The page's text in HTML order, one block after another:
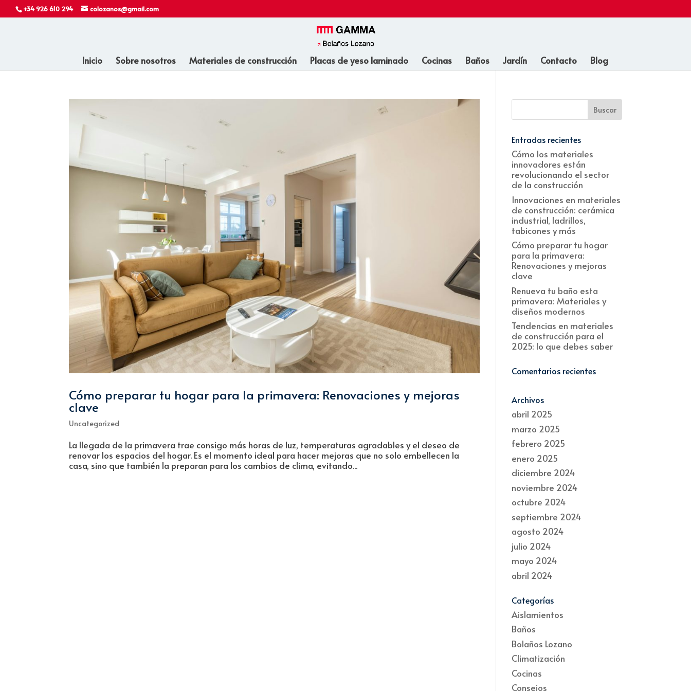
+34 926 610 294 colozanos@gmail.com
Inicio Sobre nosotros Materiales de construcción Placas de yeso laminado Cocinas Baños Jardín Contacto Blog
Cómo preparar tu hogar para la primavera: Renovaciones y mejoras
clave
Uncategorized
La llegada de la primavera trae consigo más horas de luz, temperaturas agradables y el deseo de
renovar los espacios del hogar. Es el momento ideal para hacer mejoras que no solo embellecen la
casa, sino que también la preparan para los cambios de clima, evitando...
Entradas recientes
Cómo los materiales
innovadores están
revolucionando el sector
de la construcción
Innovaciones en materiales
de construcción: cerámica
industrial, ladrillos,
tabicones y más
Cómo preparar tu hogar
para la primavera:
Renovaciones y mejoras
clave
Renueva tu baño esta
primavera: Materiales y
diseños modernos
Tendencias en materiales
de construcción para el
2025: lo que debes saber
Comentarios recientes
Archivos
abril 2025
marzo 2025
febrero 2025
enero 2025
diciembre 2024
noviembre 2024
octubre 2024
septiembre 2024
agosto 2024
julio 2024
mayo 2024
abril 2024
Categorías
Aislamientos
Baños
Bolaños Lozano
Climatización
Cocinas
Consejos